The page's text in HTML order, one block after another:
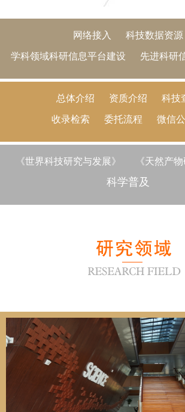
网络接入 科技数据资源
学科领域科研信息平台建设 先进科研
总体介绍 资质介绍 科技
收录检索 委托流程 微信
《世界科技研究与发展》 《天然产
科学普及